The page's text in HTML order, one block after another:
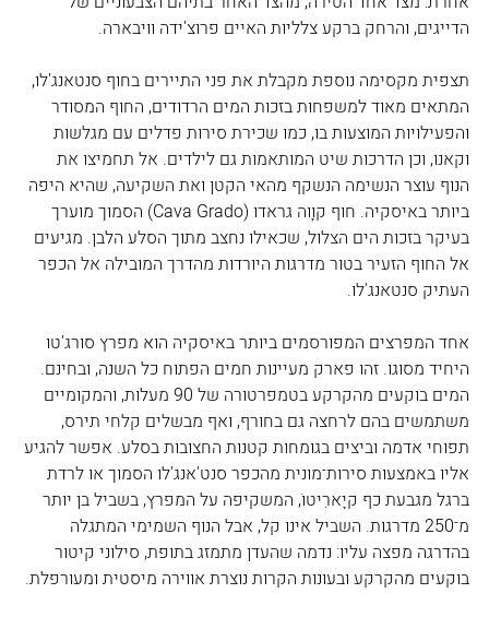
הדייגים, והרחק ברקע צלליות האיים פרוצ'ידה וויבארה.
תצפית מקסימה נוספת מקבלת את פני התיירים בחוף סנטאנג'לו,
המתאים מאוד למשפחות בזכות המים הרדודים, החוף המסודר
והפעילויות המוצעות בו, כמו שכירת סירות פדלים עם מגלשות
וקאנו, וכן הדרכות שיט המותאמות גם לילדים. אל תחמיצו את
הנוף עוצר הנשימה הנשקף מהאי הקטן ואת השקיעה, שהיא היפה
ביותר באיסקיה. חוף קוָוה גראדו (Cava Grado) הסמוך מוערך
בעיקר בזכות הים הצלול, שכאילו נחצב מתוך הסלע הלבן. מגיעים
אל החוף הזעיר בטור מדרגות היורדות מהדרך המובילה אל הכפר
העתיק סנטאנג'לו.
אחד המפרצים המפורסמים ביותר באיסקיה הוא מפרץ סורג'טו
היחיד מסוגו. זהו פארק מעיינות חמים הפתוח כל השנה, ובחינם.
המים בוקעים מהקרקע בטמפרטורה של 90 מעלות, והמקומיים
משתמשים בהם לרחצה גם בחורף, ואף מבשלים קלחי תירס,
תפוחי אדמה וביצים בגומחות קטנות החצובות בסלע. אפשר להגיע
אליו באמצעות סירות־מונית מהכפר סנט'אנג'לו הסמוך או לרדת
ברגל מגבעת כף קיָארִיטוֹ, המשקיפה על המפרץ, בשביל בן יותר
מ־250 מדרגות. השביל אינו קל, אבל הנוף השמימי המתגלה
בהדרגה מפצה עליו: נדמה שהעדן מתמזג בתופת, סילוני קיטור
בוקעים מהקרקע ובעונות הקרות נוצרת אווירה מיסטית ומעורפלת.